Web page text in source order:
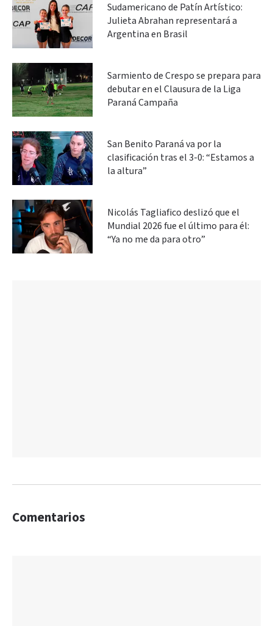
Sudamericano de Patín Artístico:
Julieta Abrahan representará a
Argentina en Brasil
Sarmiento de Crespo se prepara para
debutar en el Clausura de la Liga
Paraná Campaña
San Benito Paraná va por la
clasificación tras el 3-0: “Estamos a
la altura”
Nicolás Tagliafico deslizó que el
Mundial 2026 fue el último para él:
“Ya no me da para otro”
Comentarios